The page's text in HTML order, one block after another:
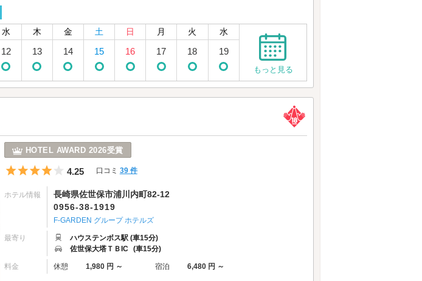
水 木 金 土 日 月 火 水
12 13 14 15 16 17 18 19
もっと見る
HOTEL AWARD 2026受賞
5つ星のうち4
4.25 口コミ 39 件
ホテル情報
長崎県佐世保市浦川内町82-12
0956-38-1919
F-GARDEN グループ ホテルズ
最寄り
ハウステンボス駅 (車15分)
佐世保大塔ＴＢIC (車15分)
料金 休憩 1,980 円 ～ 宿泊 6,480 円 ～